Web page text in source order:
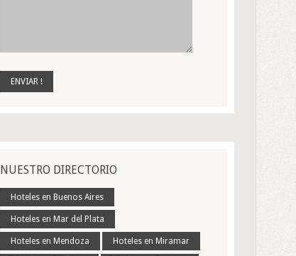
NUESTRO DIRECTORIO
Hoteles en Buenos Aires
Hoteles en Mar del Plata
Hoteles en Mendoza Hoteles en Miramar